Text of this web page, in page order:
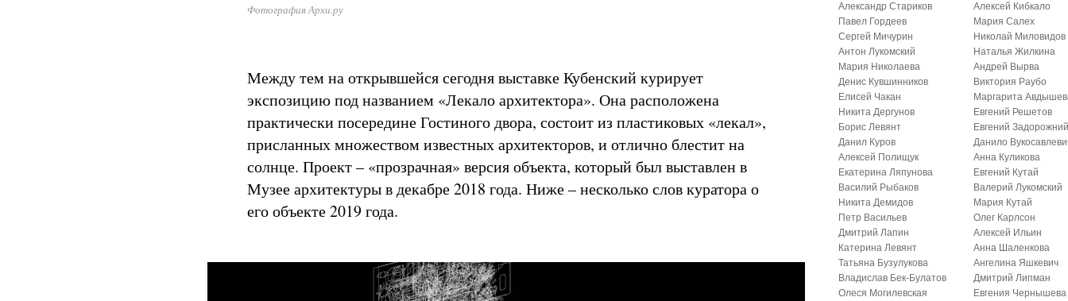
Фотография Архи.ру
Между тем на открывшейся сегодня выставке Кубенский курирует
экспозицию под названием «Лекало архитектора». Она расположена
практически посередине Гостиного двора, состоит из пластиковых «лекал»,
присланных множеством известных архитекторов, и отлично блестит на
солнце. Проект – «прозрачная» версия объекта, который был выставлен в
Музее архитектуры в декабре 2018 года. Ниже – несколько слов куратора о
его объекте 2019 года.
Александр Стариков
Павел Гордеев
Сергей Мичурин
Антон Лукомский
Мария Николаева
Денис Кувшинников
Елисей Чакан
Никита Дергунов
Борис Левянт
Данил Куров
Алексей Полищук
Екатерина Ляпунова
Василий Рыбаков
Никита Демидов
Петр Васильев
Дмитрий Лапин
Катерина Левянт
Татьяна Бузулукова
Владислав Бек-Булатов
Олеся Могилевская
Алексей Кибкало
Мария Салех
Николай Миловидов
Наталья Жилкина
Андрей Вырва
Виктория Раубо
Маргарита
Евгений Решетов
Евгений
Данило
Анна Куликова
Евгений Кутай
Валерий Лукомский
Мария Кутай
Олег Карлсон
Алексей Ильин
Анна Шаленкова
Ангелина Яшкевич
Дмитрий Липман
Евгения Чернышева